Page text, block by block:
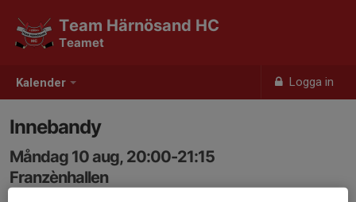
Kalender Logga in
Team Härnösand HC
Teamet
Innebandy
Måndag 10 aug, 20:00-21:15
Franzènhallen